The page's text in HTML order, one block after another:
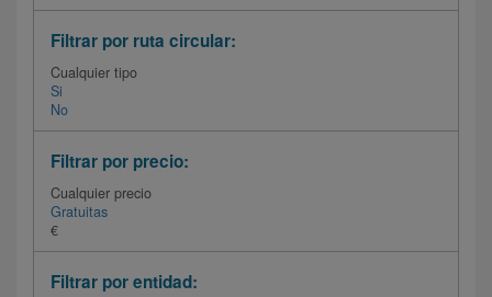
Filtrar por ruta circular:
Cualquier tipo
Si
No
Filtrar por precio:
Cualquier precio
Gratuitas
€
Filtrar por entidad: